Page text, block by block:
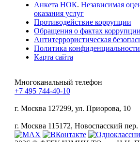
Анкета НОК. Независимая
оказания услуг
Противодействие коррупции
Обращения о фактах коррупции
Антитеррористическая
Политика конфиденциальности
Карта сайта
Многоканальный телефон
+7 495 744-40-10
г. Москва 127299, ул. Приорова, 10
г. Москва 115172, Новоспасский пер.